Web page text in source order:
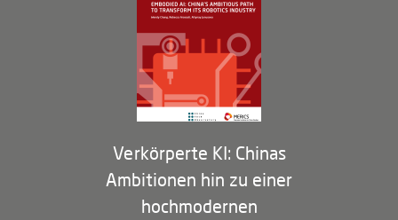
Partner
Membership Program
Verkörperte KI: Chinas
Ambitionen hin zu einer
hochmodernen